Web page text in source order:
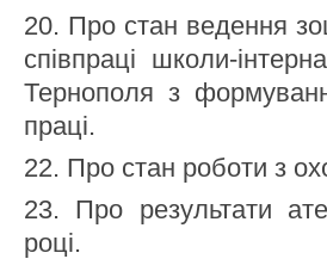
20. Про стан ведення
співпраці школи-
Тернополя з
праці.
22. Про стан роботи з
23. Про результати
році.